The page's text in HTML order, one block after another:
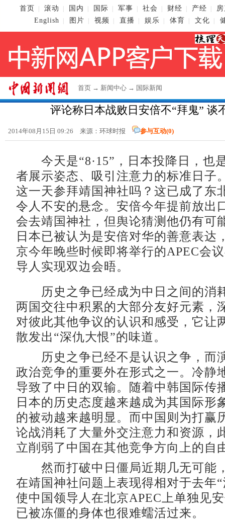
首页 滚动 国内 国际 军事 社会 财经 产经
English
图片 视频 直播 娱乐 体育 文化
首页 → 新闻中心 → 国际新闻
评论称日本战败日安倍不“拜鬼” 谈
2014年08月15日 09:26 来源：环球时报 参与互动(0)
今天是“8·15”，日本投降日，也
者展示姿态、吸引注意力的标准日子
这一天参拜靖国神社吗？这已成了东
令人不安的悬念。安倍今年提前放出
会去靖国神社，但舆论猜测他仍有可
日本已被认为是安倍对华的善意表达
京今年晚些时候即将举行的APEC会
导人实现双边会晤。
历史之争已经成为中日之间的消
两国交往中积累的大部分友好元素，
对彼此其他争议的认识和感受，它让
散发出“深仇大恨”的味道。
历史之争已经不是认识之争，而
政治竞争的重要外在形式之一。冷静
导致了中日的双输。随着中韩国际传
日本的历史态度越来越成为其国际形
的被动越来越明显。而中国则为打赢
论战消耗了大量外交注意力和资源，
立削弱了中国在其他竞争方向上的自
然而打破中日僵局近期几无可能
在靖国神社问题上表现得相对于去年
使中国领导人在北京APEC上单独见
已被冻僵的身体也很难蠕活过来。